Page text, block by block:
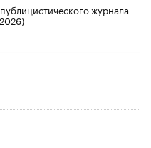
журнала